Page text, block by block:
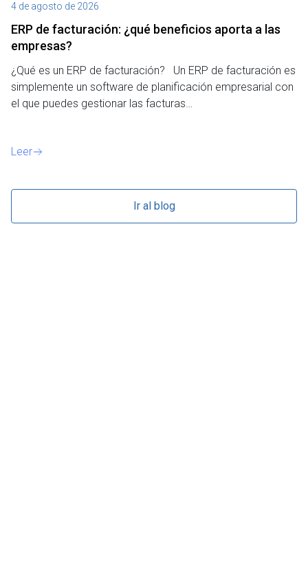
4 de agosto de 2026
ERP de facturación​: ¿qué beneficios aporta a las
empresas?
¿Qué es un ERP de facturación? Un ERP de facturación es
simplemente un software de planificación empresarial con
el que puedes gestionar las facturas…
Leer
Ir al blog